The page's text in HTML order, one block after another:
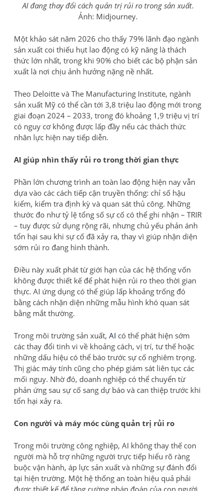
AI đang thay đổi cách quản trị rủi ro trong sản xuất.
Ảnh: Midjourney.
Một khảo sát năm 2026 cho thấy 79% lãnh đạo ngành
sản xuất coi thiếu hụt lao động có kỹ năng là thách
thức lớn nhất, trong khi 90% cho biết các bộ phận sản
xuất là nơi chịu ảnh hưởng nặng nề nhất.
Theo Deloitte và The Manufacturing Institute, ngành
sản xuất Mỹ có thể cần tới 3,8 triệu lao động mới trong
giai đoạn 2024 – 2033, trong đó khoảng 1,9 triệu vị trí
có nguy cơ không được lấp đầy nếu các thách thức
nhân lực hiện nay tiếp diễn.
AI giúp nhìn thấy rủi ro trong thời gian thực
Phần lớn chương trình an toàn lao động hiện nay vẫn
dựa vào các cách tiếp cận truyền thống: chỉ số hậu
kiểm, kiểm tra định kỳ và quan sát thủ công. Những
thước đo như tỷ lệ tổng số sự cố có thể ghi nhận – TRIR
– tuy được sử dụng rộng rãi, nhưng chủ yếu phản ánh
tổn hại sau khi sự cố đã xảy ra, thay vì giúp nhận diện
sớm rủi ro đang hình thành.
Điều này xuất phát từ giới hạn của các hệ thống vốn
không được thiết kế để phát hiện rủi ro theo thời gian
thực. AI ứng dụng có thể giúp lấp khoảng trống đó
bằng cách nhận diện những mẫu hình khó quan sát
bằng mắt thường.
Trong môi trường sản xuất, AI có thể phát hiện sớm
các thay đổi tinh vi về khoảng cách, vị trí, tư thế hoặc
những dấu hiệu có thể báo trước sự cố nghiêm trọng.
Thị giác máy tính cũng cho phép giám sát liên tục các
mối nguy. Nhờ đó, doanh nghiệp có thể chuyển từ
phản ứng sau sự cố sang dự báo và can thiệp trước khi
tổn hại xảy ra.
Con người và máy móc cùng quản trị rủi ro
Trong môi trường công nghiệp, AI không thay thế con
người mà hỗ trợ những người trực tiếp hiểu rõ ràng
buộc vận hành, áp lực sản xuất và những sự đánh đổi
tại hiện trường. Một hệ thống an toàn hiệu quả phải